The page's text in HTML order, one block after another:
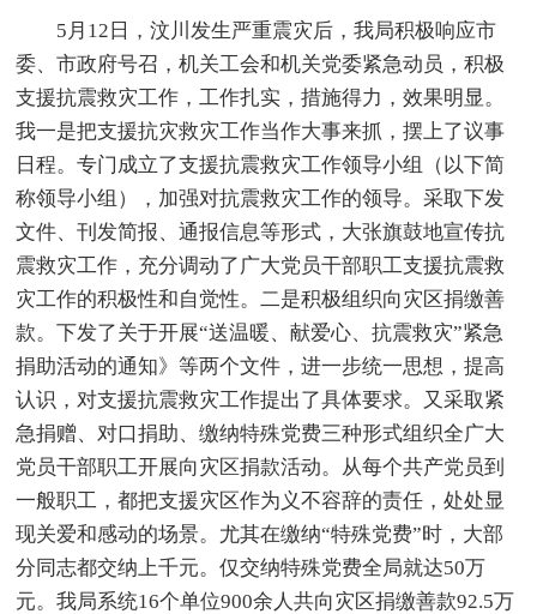
5月12日，汶川发生严重震灾后，我局积极响应市
委、市政府号召，机关工会和机关党委紧急动员，积极
支援抗震救灾工作，工作扎实，措施得力，效果明显。
我一是把支援抗灾救灾工作当作大事来抓，摆上了议事
日程。专门成立了支援抗震救灾工作领导小组（以下简
称领导小组），加强对抗震救灾工作的领导。采取下发
文件、刊发简报、通报信息等形式，大张旗鼓地宣传抗
震救灾工作，充分调动了广大党员干部职工支援抗震救
灾工作的积极性和自觉性。二是积极组织向灾区捐缴善
款。下发了关于开展“送温暖、献爱心、抗震救灾”紧急
捐助活动的通知》等两个文件，进一步统一思想，提高
认识，对支援抗震救灾工作提出了具体要求。又采取紧
急捐赠、对口捐助、缴纳特殊党费三种形式组织全广大
党员干部职工开展向灾区捐款活动。从每个共产党员到
一般职工，都把支援灾区作为义不容辞的责任，处处显
现关爱和感动的场景。尤其在缴纳“特殊党费”时，大部
分同志都交纳上千元。仅交纳特殊党费全局就达50万
元。我局系统16个单位900余人共向灾区捐缴善款92.5万